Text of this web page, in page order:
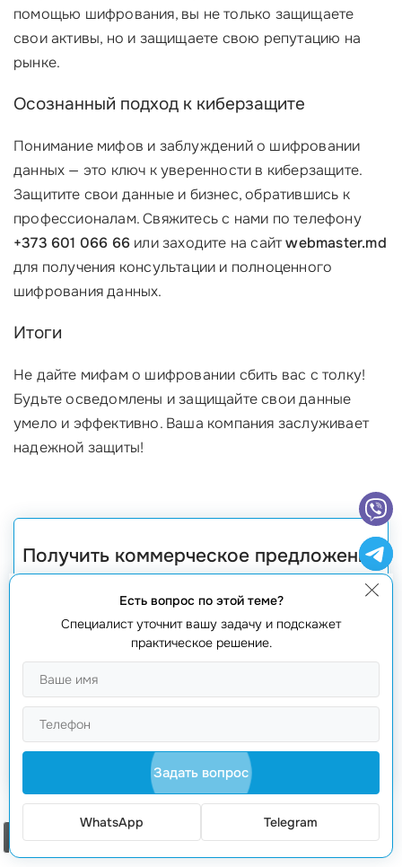
помощью шифрования, вы не только защищаете
свои активы, но и защищаете свою репутацию на
рынке.
Осознанный подход к киберзащите
Понимание мифов и заблуждений о шифровании
данных — это ключ к уверенности в киберзащите.
Защитите свои данные и бизнес, обратившись к
профессионалам. Свяжитесь с нами по телефону
+373 601 066 66 или заходите на сайтwebmaster.md
для получения консультации и полноценного
шифрования данных.
Итоги
Не дайте мифам о шифровании сбить вас с толку!
Будьте осведомлены и защищайте свои данные
умело и эффективно. Ваша компания заслуживает
надежной защиты!
Получить коммерческое предложение
Есть вопрос по этой теме?
Специалист уточнит вашу задачу и подскажет
практическое решение.
Задать вопрос
WhatsApp Telegram
Заказать звонок